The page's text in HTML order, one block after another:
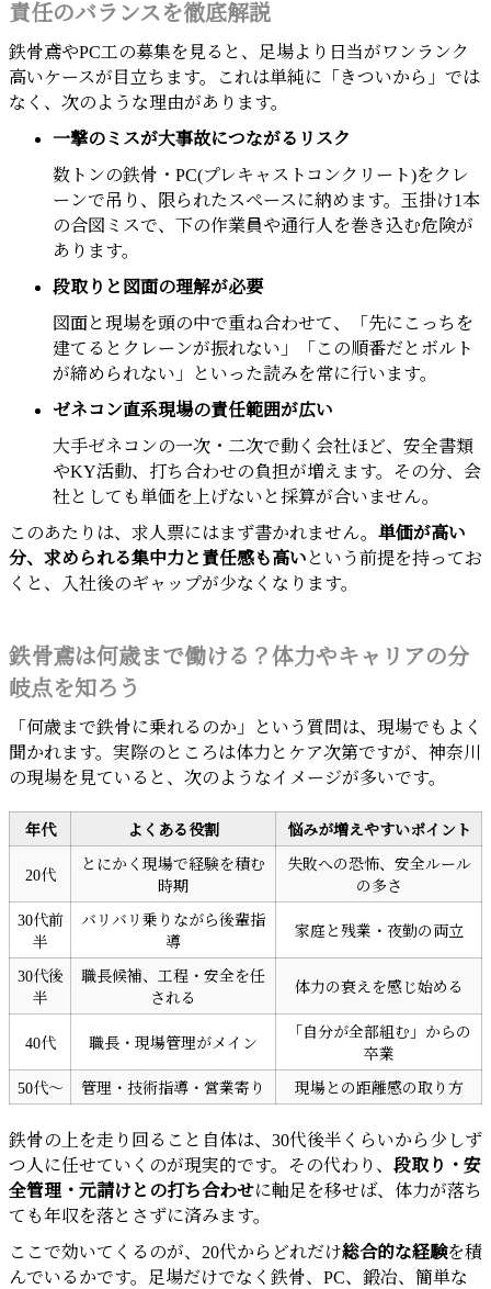
責任のバランスを徹底解説
鉄骨鳶やPC工の募集を見ると、足場より日当がワンランク
高いケースが目立ちます。これは単純に「きついから」では
なく、次のような理由があります。
一撃のミスが大事故につながるリスク
数トンの鉄骨・PC(プレキャストコンクリート)をクレ
ーンで吊り、限られたスペースに納めます。玉掛け1本
の合図ミスで、下の作業員や通行人を巻き込む危険が
あります。
段取りと図面の理解が必要
図面と現場を頭の中で重ね合わせて、「先にこっちを
建てるとクレーンが振れない」「この順番だとボルト
が締められない」といった読みを常に行います。
ゼネコン直系現場の責任範囲が広い
大手ゼネコンの一次・二次で動く会社ほど、安全書類
やKY活動、打ち合わせの負担が増えます。その分、会
社としても単価を上げないと採算が合いません。
このあたりは、求人票にはまず書かれません。 単価が高い
分、求められる集中力と責任感も高い という前提を持ってお
くと、入社後のギャップが少なくなります。
鉄骨鳶は何歳まで働ける？体力やキャリアの分
岐点を知ろう
「何歳まで鉄骨に乗れるのか」という質問は、現場でもよく
聞かれます。実際のところは体力とケア次第ですが、神奈川
の現場を見ていると、次のようなイメージが多いです。
年代 よくある役割 悩みが増えやすいポイント
20代
とにかく現場で経験を積む
時期
失敗への恐怖、安全ルール
の多さ
30代前
半
バリバリ乗りながら後輩指
導
家庭と残業・夜勤の両立
30代後
半
職長候補、工程・安全を任
される
体力の衰えを感じ始める
40代 職長・現場管理がメイン
「自分が全部組む」からの
卒業
50代～ 管理・技術指導・営業寄り 現場との距離感の取り方
鉄骨の上を走り回ること自体は、30代後半くらいから少しず
つ人に任せていくのが現実的です。その代わり、 段取り・安
全管理・元請けとの打ち合わせに軸足を移せば、体力が落ち
ても年収を落とさずに済みます。
ここで効いてくるのが、20代からどれだけ総合的な経験を積
んでいるかです。足場だけでなく鉄骨、PC、鍛冶、簡単な